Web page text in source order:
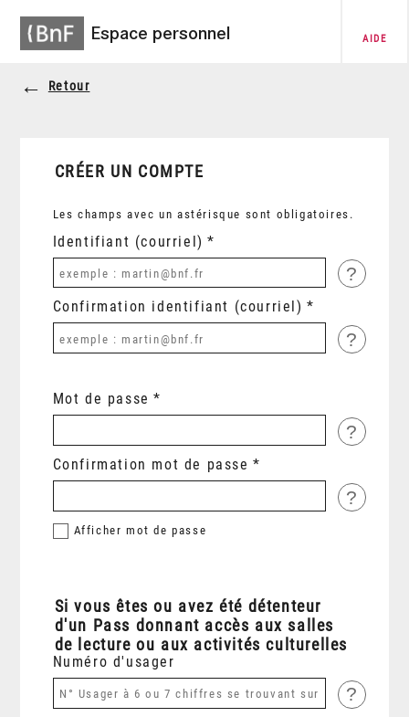
Espace personnel AIDE
Retour
CRÉER UN COMPTE
Les champs avec un astérisque sont obligatoires.
Identifiant (courriel)
?
Confirmation identifiant (courriel)
?
Mot de passe
?
Confirmation mot de passe
?
Afficher mot de passe
Si vous êtes ou avez été détenteur
d'un Pass donnant accès aux salles
de lecture ou aux activités culturelles
Numéro d'usager
?